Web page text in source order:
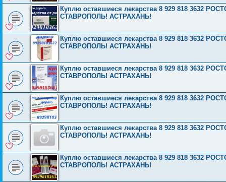
Куплю оставшиеся лекарства 8 929 818 3632
СТАВРОПОЛЬ! АСТРАХАНЬ!
Куплю оставшиеся лекарства 8 929 818 3632
СТАВРОПОЛЬ! АСТРАХАНЬ!
Куплю оставшиеся лекарства 8 929 818 3632
СТАВРОПОЛЬ! АСТРАХАНЬ!
Куплю оставшиеся лекарства 8 929 818 3632
СТАВРОПОЛЬ! АСТРАХАНЬ!
Куплю оставшиеся лекарства 8 929 818 3632
СТАВРОПОЛЬ! АСТРАХАНЬ!
Куплю оставшиеся лекарства 8 929 818 3632
СТАВРОПОЛЬ! АСТРАХАНЬ!